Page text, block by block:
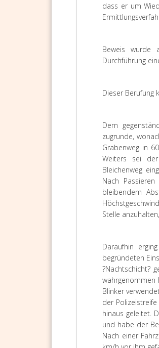
dass er um
Beweis wurde
Durchführung
Dieser Berufung
Dem
zugrunde,
Grabenweg in
Weiters sei
Bleichenweg
Nach
bleibendem
Stelle
Daraufhin
begründeten
?Nachtschicht?
wahrgenommen
Blinker
der
hinaus geleitet.
und habe der
Nach einer